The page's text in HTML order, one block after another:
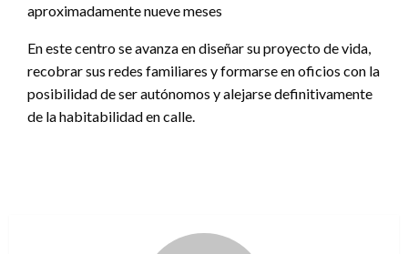
aproximadamente nueve meses
En este centro se avanza en diseñar su proyecto de vida,
recobrar sus redes familiares y formarse en oficios con la
posibilidad de ser autónomos y alejarse definitivamente
de la habitabilidad en calle.